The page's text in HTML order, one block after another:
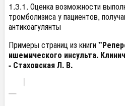
1.3.1. Оценка возможности
тромболизиса у пациентов,
антикоагулянты
Примеры страниц из книги
ишемического инсульта.
- Стаховская Л. В.